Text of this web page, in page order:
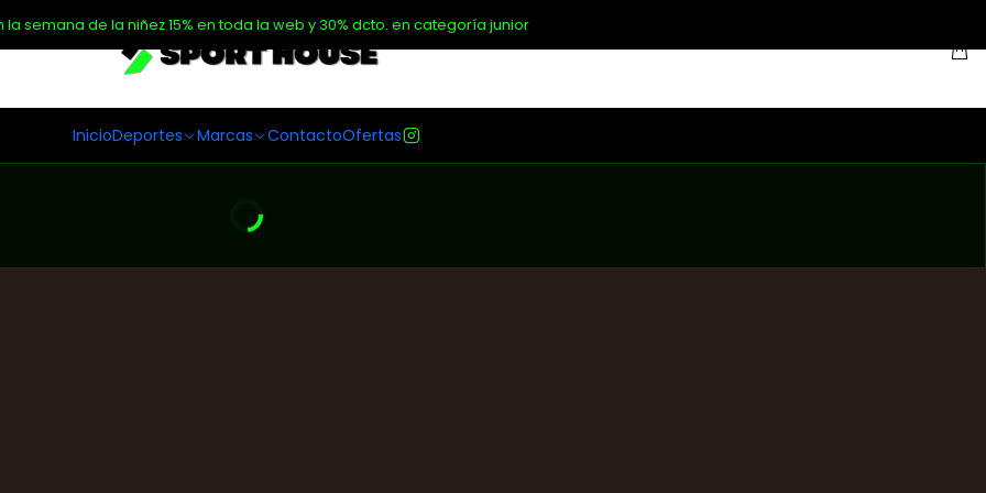
InicioDeportes Marcas ContactoOfertas
la semana de la niñez 15% en toda la web y 30% dcto. en categoría junior